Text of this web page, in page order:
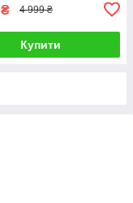
₴ 4 999 ₴
Купити